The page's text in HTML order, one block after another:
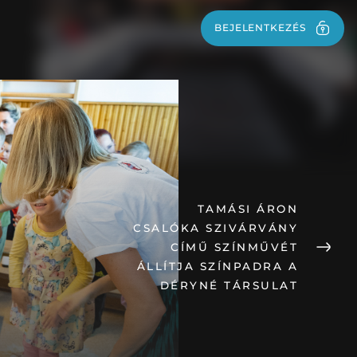
BEJELENTKEZÉS
BEJELENTKEZÉS
TAMÁSI ÁRON
CSALÓKA SZIVÁRVÁNY
CÍMŰ SZÍNMŰVÉT
ÁLLÍTJA SZÍNPADRA A
DÉRYNÉ TÁRSULAT